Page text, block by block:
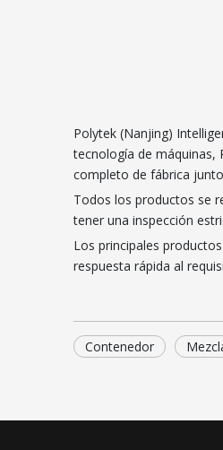
Polytek (Nanjing)
tecnología de máquinas,
completo de fábrica
Todos los productos se
tener una inspección
Los principales
respuesta rápida al
Contenedor